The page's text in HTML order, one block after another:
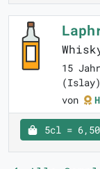
15
von
5cl =